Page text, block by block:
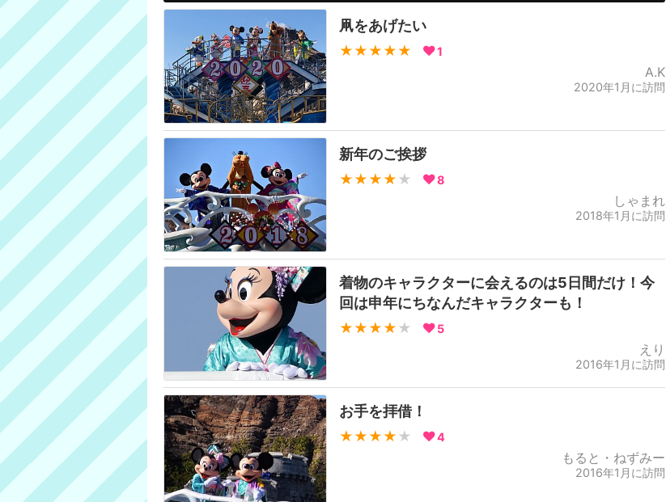
凧をあげたい
★★★★★ 1
A.K
2020年1月に訪問
新年のご挨拶
★★★★ ★ 8
しゃまれ
2018年1月に訪問
着物のキャラクターに会えるのは5日間だけ！今
回は申年にちなんだキャラクターも！
★★★★ ★ 5
えり
2016年1月に訪問
お手を拝借！
★★★★ ★ 4
もると・ねずみー
2016年1月に訪問